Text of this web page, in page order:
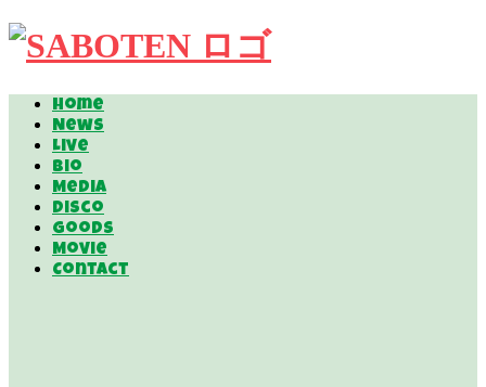
Home
News
Live
Bio
Media
Disco
Goods
Movie
Contact